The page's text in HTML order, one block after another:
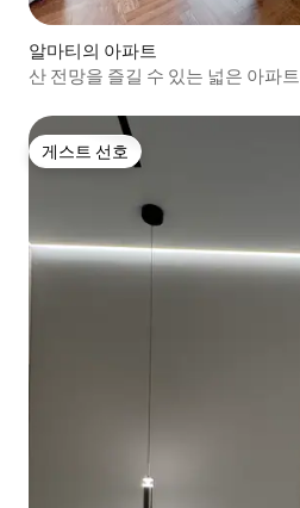
알마티의 아파트
산 전망을 즐길 수 있는 넓은 아파트
게스트 선호
게스트 선호